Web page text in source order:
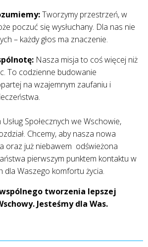
Tworzymy przestrzeń, w
poczuć się wysłuchany. Dla nas nie
– każdy głos ma znaczenie.
Nasza misja to coś więcej niż
To codzienne budowanie
na wzajemnym zaufaniu i
Społecznych we Wschowie,
Chcemy, aby nasza nowa
oraz już niebawem odświeżona
pierwszym punktem kontaktu w
dla Waszego komfortu życia.
tworzenia lepszej
Jesteśmy dla Was.